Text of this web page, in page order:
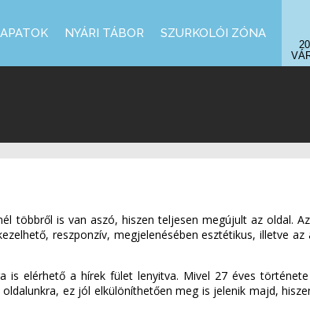
NYÁRI TÁBOR SZURKOLÓI ZÓNA
többről is van aszó, hiszen teljesen megújult az oldal.
reszponzív, megjelenésében esztétikus, illetve
elérhető a hírek fület lenyitva. Mivel 27 éves
ez jól elkülöníthetően meg is jelenik majd,